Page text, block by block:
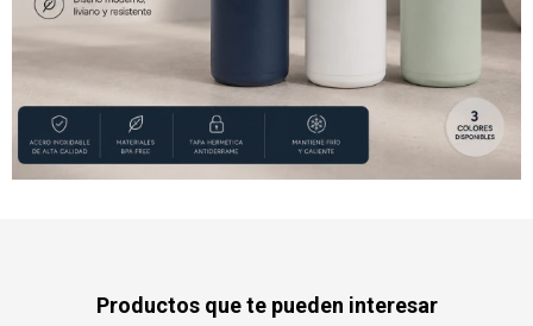
Productos que te pueden interesar